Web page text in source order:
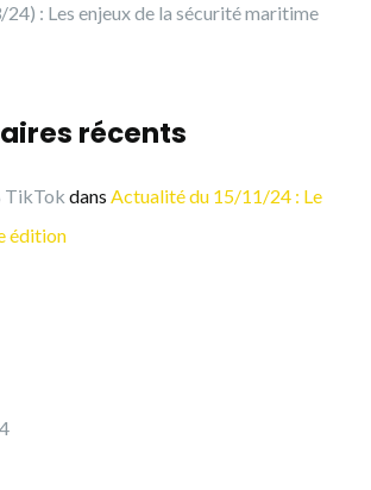
24) : Les enjeux de la sécurité maritime
récents
دانلود کننده ویدیو از TikTok dans Actualité du 15/11/24 : Le
édition